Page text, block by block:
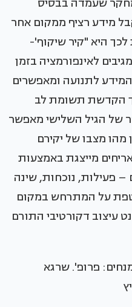
מידע רציף ממקום אחר
היא "קיר שיקוף'-
לאינפורמציה בזמן
לתנועה ומאפשרים
הקדשת תשומת לב
של הגיל השלישי מאפשר
מצבו של יקירם
מייצגת באמצעות
– פעילות, נוכחות, שינה
על המתרחש במקום
עיצוב דקורטיבי התורם
פרופ'. שרגא